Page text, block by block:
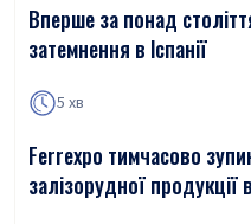
Вперше за понад
затемнення в Іспанії
5 хв
Ferrexpo тимчасово
залізорудної продукції